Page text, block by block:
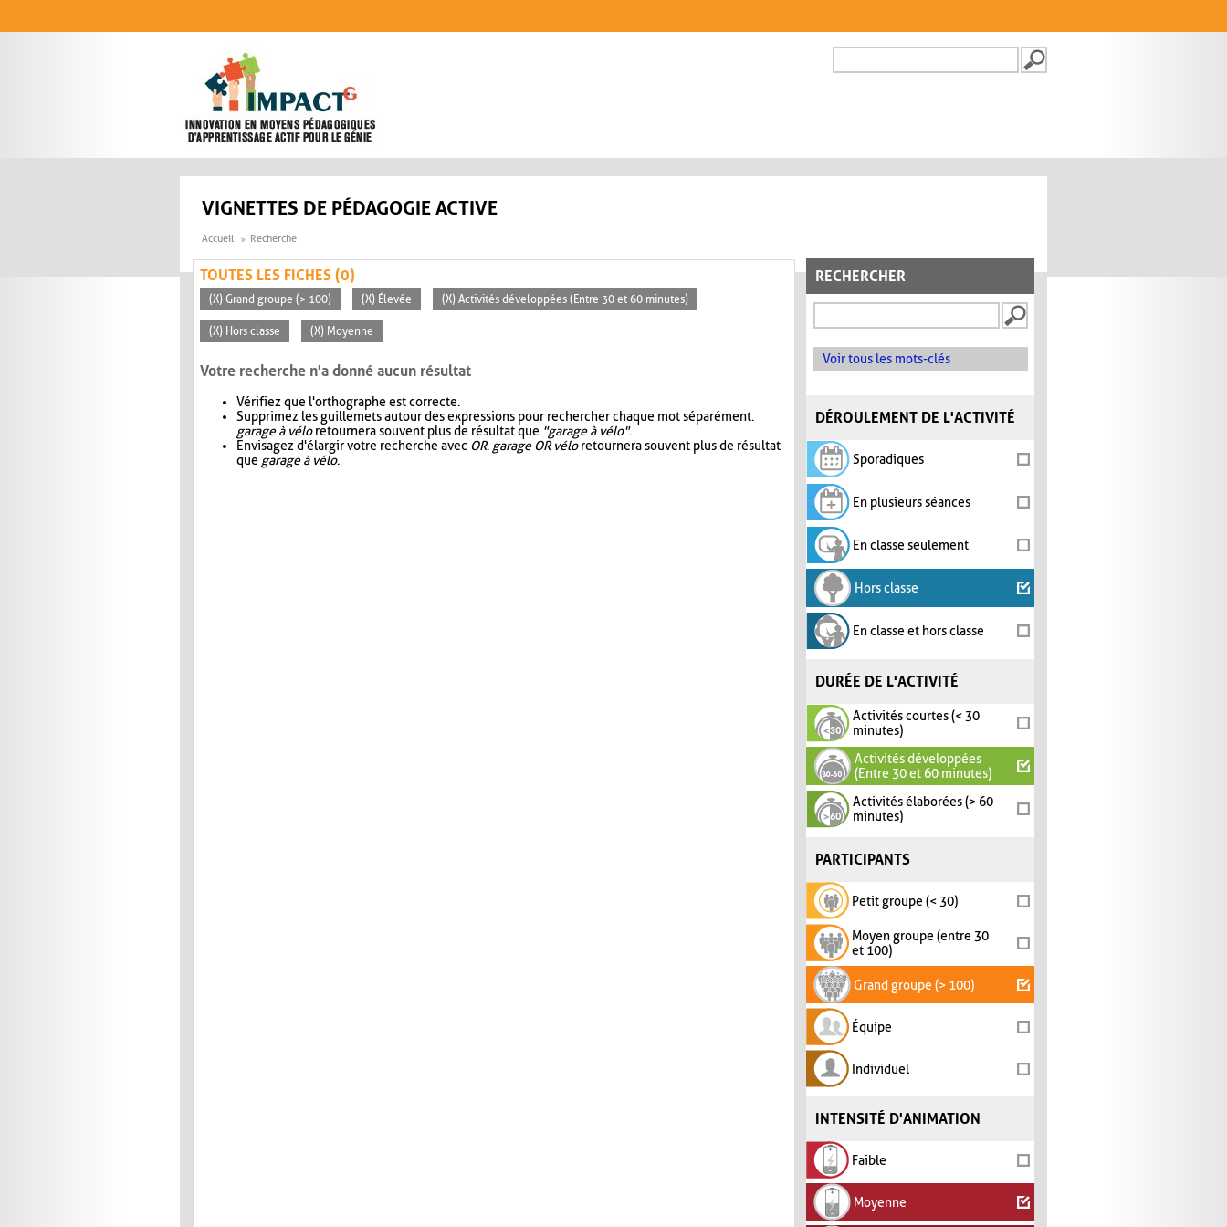
FORMULAIRE DE
VIGNETTES DE PÉDAGOGIE ACTIVE
Accueil Recherche
RECHERCHER
Voir tous les mots-clés
DÉROULEMENT DE L'ACTIVITÉ
Sporadiques
En plusieurs séances
En classe seulement
Hors classe
En classe et hors classe
DURÉE DE L'ACTIVITÉ
Activités courtes (< 30
minutes)
Activités développées
(Entre 30 et 60 minutes)
Activités élaborées (> 60
minutes)
PARTICIPANTS
Petit groupe (< 30)
Moyen groupe (entre 30
et 100)
Grand groupe (> 100)
Équipe
Individuel
INTENSITÉ D'ANIMATION
Faible
Moyenne
TOUTES LES FICHES (0)
(X) Grand groupe (> 100) (X) Élevée (X) Activités développées (Entre 30 et 60 minutes)
(X) Hors classe (X) Moyenne
Votre recherche n'a donné aucun résultat
Vérifiez que l'orthographe est correcte.
Supprimez les guillemets autour des expressions pour rechercher chaque mot séparément.
garage à véloretournera souvent plus de résultat que "garage à vélo".
Envisagez d'élargir votre recherche avec OR. garage OR véloretournera souvent plus de résultat
que garage à vélo.